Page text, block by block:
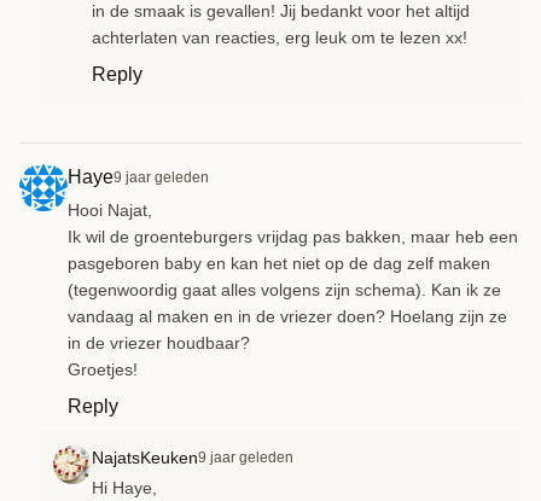
in de smaak is gevallen! Jij bedankt voor het altijd
achterlaten van reacties, erg leuk om te lezen xx!
Reply
Haye9 jaar geleden
Hooi Najat,
Ik wil de groenteburgers vrijdag pas bakken, maar heb een
pasgeboren baby en kan het niet op de dag zelf maken
(tegenwoordig gaat alles volgens zijn schema). Kan ik ze
vandaag al maken en in de vriezer doen? Hoelang zijn ze
in de vriezer houdbaar?
Groetjes!
Reply
NajatsKeuken9 jaar geleden
Hi Haye,